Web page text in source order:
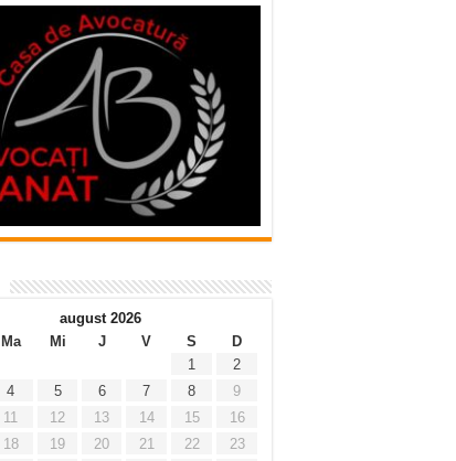
august 2026
Ma Mi J V S
D
1
2
4 5 6 7 8
9
11 12 13 14 15
16
18 19 20 21 22
23